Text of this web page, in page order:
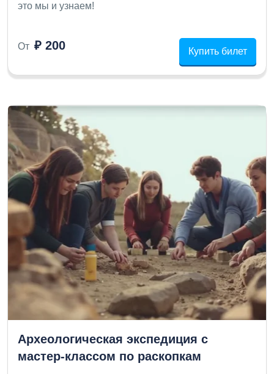
это мы и узнаем!
От ₽ 200 Купить билет
Археологическая экспедиция с
мастер-классом по раскопкам